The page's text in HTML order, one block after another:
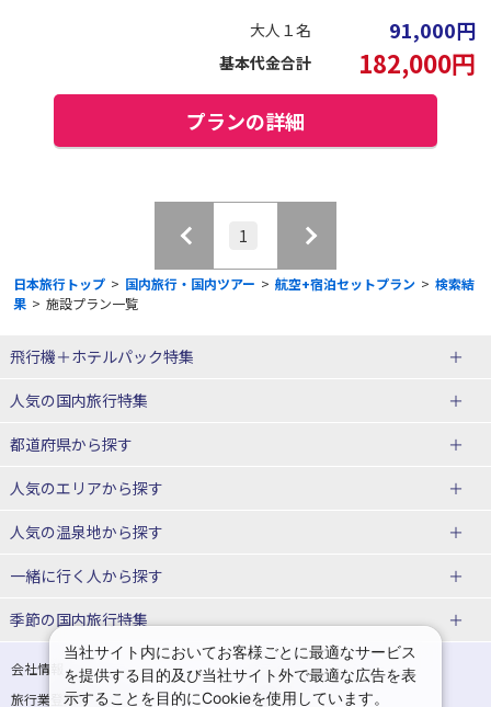
大人１名 91,000円
基本代金合計 182,000円
プランの詳細
1
日本旅行トップ > 国内旅行・国内ツアー > 航空+宿泊セットプラン > 検索結
果 > 施設プラン一覧
飛行機＋ホテルパック特集
赤い風船ダイナミックパッケージ
ＪＡＬで行く飛行機+ホテルパック
人気の国内旅行特集
東京ディズニーリゾート®への旅
ユニバーサル・スタジオ・ジャパ
都道府県から探す
北海道旅行・ツアー
東北
青森旅行・ツアー
宮城旅行・ツアー
秋田旅行・ツアー
山形旅行・ツアー
福島旅行・ツアー
人気のエリアから探す
函館旅行
仙台旅行
人気の温泉地から探す
北海道
湯の川温泉(北海道)
十勝川温泉(北海道)
阿寒湖温泉(北海道)
洞爺湖温泉(北海道)
川湯温泉(北海道)
一緒に行く人から探す
一人旅 国内版
カップル・夫婦旅行 国内版
女子旅 国内版
卒業旅行・学生旅行 国内版
季節の国内旅行特集
桜・お花見特集
ゴールデンウィーク（GW）の国内
旅行
会社情報
プライバシーポリシー
旅行業登録票・約款
規約集
当社サイト内においてお客様ごとに最適なサービス
を提供する目的及び当社サイト外で最適な広告を表
示することを目的にCookieを使用しています。